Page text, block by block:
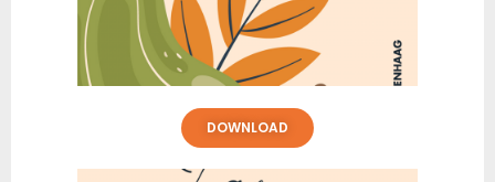
DOWNLOAD